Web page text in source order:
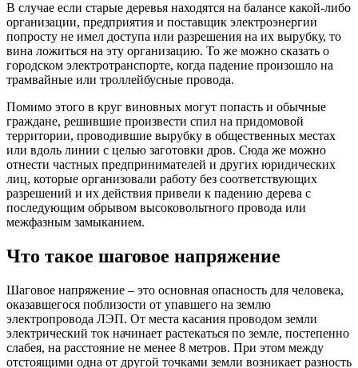
В случае если старые деревья находятся на балансе какой-либо
организации, предприятия и поставщик электроэнергии
попросту не имел доступа или разрешения на их вырубку, то
вина ложиться на эту организацию. То же можно сказать о
городском электротранспорте, когда падение произошло на
трамвайные или троллейбусные провода.
Помимо этого в круг виновных могут попасть и обычные
граждане, решившие произвести спил на придомовой
территории, проводившие вырубку в общественных местах
или вдоль линии с целью заготовки дров. Сюда же можно
отнести частных предпринимателей и других юридических
лиц, которые организовали работу без соответствующих
разрешений и их действия привели к падению дерева с
последующим обрывом высоковольтного провода или
межфазным замыканием.
Что такое шаговое напряжение
Шаговое напряжение – это основная опасность для человека,
оказавшегося поблизости от упавшего на землю
электропровода ЛЭП. От места касания проводом земли
электрический ток начинает растекаться по земле, постепенно
слабея, на расстояние не менее 8 метров. При этом между
отстоящими одна от другой точками земли возникает разность